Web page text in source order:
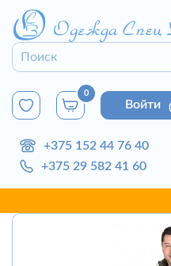
0
Войти
+375 152 44 76 40
+375 29 582 41 60